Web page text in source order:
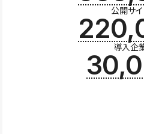
公開サイ
導入企